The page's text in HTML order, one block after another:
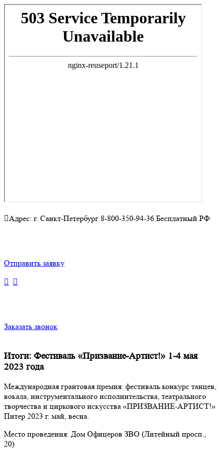
Адрес: г. Санкт-Петербург 8-800-350-94-36 Бесплатный РФ
Отправить заявку
Заказать звонок
Итоги: Фестиваль «Призвание-Артист!» 1-4 мая
2023 года
Международная грантовая премия: фестиваль конкурс танцев,
вокала, инструментального исполнительства, театрального
творчества и циркового искусства «ПРИЗВАНИЕ-АРТИСТ!»
Питер 2023 г. май, весна.
Место проведения: Дом Офицеров ЗВО (Литейный просп.,
20)